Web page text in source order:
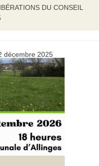
DU CONSEIL
décembre 2025